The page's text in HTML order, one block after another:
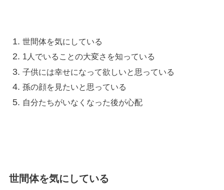
世間体を気にしている
1人でいることの大変さを知っている
子供には幸せになって欲しいと思っている
孫の顔を見たいと思っている
自分たちがいなくなった後が心配
世間体を気にしている